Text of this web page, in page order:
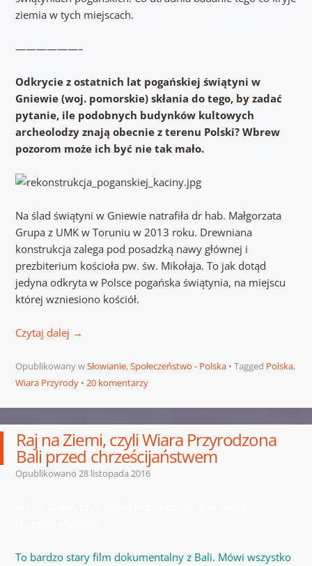
ziemia w tych miejscach.
——————–
Odkrycie z ostatnich lat pogańskiej świątyni w
Gniewie (woj. pomorskie) skłania do tego, by zadać
pytanie, ile podobnych budynków kultowych
archeolodzy znają obecnie z terenu Polski? Wbrew
pozorom może ich być nie tak mało.
Na ślad świątyni w Gniewie natrafiła dr hab. Małgorzata
Grupa z UMK w Toruniu w 2013 roku. Drewniana
konstrukcja zalega pod posadzką nawy głównej i
prezbiterium kościoła pw. św. Mikołaja. To jak dotąd
jedyna odkryta w Polsce pogańska świątynia, na miejscu
której wzniesiono kościół.
Czytaj dalej →
Opublikowany wSłowianie,Społeczeństwo - Polska Tagged Polska,
Wiara Przyrody
20 komentarzy
Raj na Ziemi, czyli Wiara Przyrodzona
Bali przed chrześcijaństwem
Opublikowano 28 listopada 2016
To bardzo stary film dokumentalny z Bali. Mówi wszystko